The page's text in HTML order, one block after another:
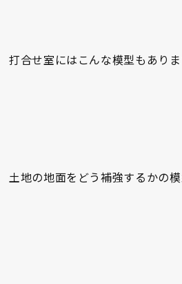
打合せ室にはこんな模型もありま
土地の地面をどう補強するかの